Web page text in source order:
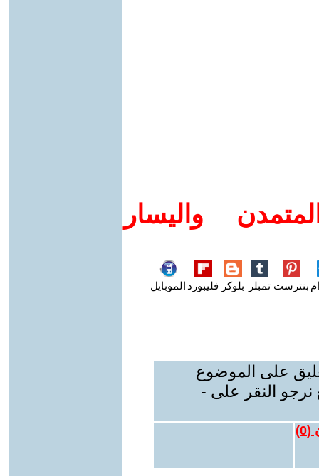
واليسار
بنترست تمبلر بلوكر فليبورد الموبايل
على الموضوع
نرجو النقر على -
(
0
)